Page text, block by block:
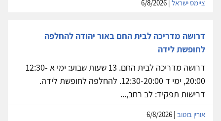
ציימס ישראל
דרושה מדריכה לבית החם באור יהודה להחלפה
לחופשת לידה
דרושה מדריכה לבית החם. 13 שעות שבוע: ימי א 12:30-
20:00, ימי ד 12:30-20:00. להחלפה לחופשת לידה.
דרישות תפקיד: לב רחב,...
אורין בוטוב